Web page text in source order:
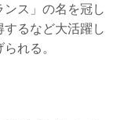
ス」の名を冠し
るなど大活躍し
れる。